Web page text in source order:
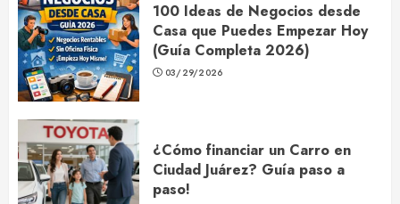
100 Ideas de Negocios desde
Casa que Puedes Empezar Hoy
(Guía Completa 2026)
03/29/2026
¿Cómo financiar un Carro en
Ciudad Juárez? Guía paso a
paso!